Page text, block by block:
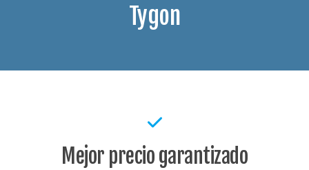
Tygon
Mejor precio garantizado